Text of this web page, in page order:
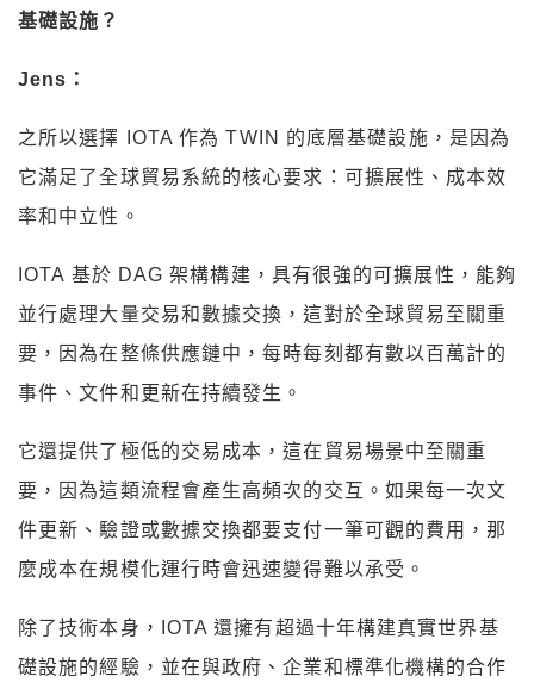
基礎設施？
Jens：
之所以選擇 IOTA 作為 TWIN 的底層基礎設施，是因為
它滿足了全球貿易系統的核心要求：可擴展性、成本效
率和中立性。
IOTA 基於 DAG 架構構建，具有很強的可擴展性，能夠
並行處理大量交易和數據交換，這對於全球貿易至關重
要，因為在整條供應鏈中，每時每刻都有數以百萬計的
事件、文件和更新在持續發生。
它還提供了極低的交易成本，這在貿易場景中至關重
要，因為這類流程會產生高頻次的交互。如果每一次文
件更新、驗證或數據交換都要支付一筆可觀的費用，那
麼成本在規模化運行時會迅速變得難以承受。
除了技術本身，IOTA 還擁有超過十年構建真實世界基
礎設施的經驗，並在與政府、企業和標準化機構的合作